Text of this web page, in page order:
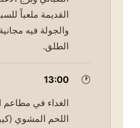
القديمة ملعباً
والجولة فيه
الطلق.
🕐
13:00
الغداء في
اللحم المشوي